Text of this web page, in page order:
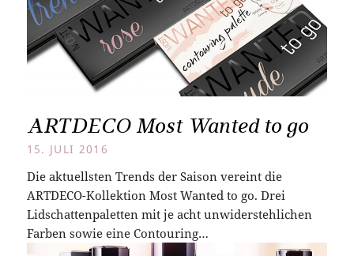
ARTDECO Most Wanted to go
15. JULI 2016
Die aktuellsten Trends der Saison vereint die
ARTDECO-Kollektion Most Wanted to go. Drei
Lidschattenpaletten mit je acht unwiderstehlichen
Farben sowie eine Contouring…